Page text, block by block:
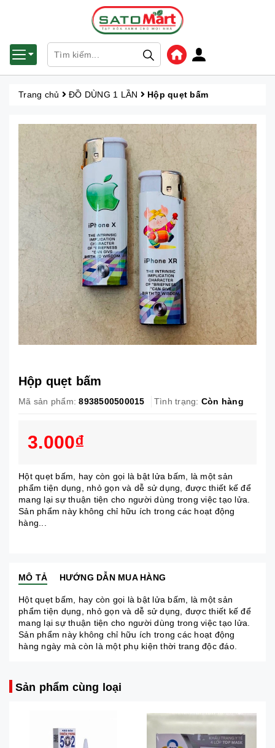
Trang chủ ĐỒ DÙNG 1 LẦN Hộp quẹt bấm
Hộp quẹt bấm
Mã sản phẩm: 8938500500015 Tình trạng: Còn hàng
3.000₫
Hột quẹt bấm, hay còn gọi là bật lửa bấm, là một sản
phẩm tiện dụng, nhỏ gọn và dễ sử dụng, được thiết kế để
mang lại sự thuận tiện cho người dùng trong việc tạo lửa.
Sản phẩm này không chỉ hữu ích trong các hoạt động
hàng...
MÔ TẢ HƯỚNG DẪN MUA HÀNG
Hột quẹt bấm, hay còn gọi là bật lửa bấm, là một sản
phẩm tiện dụng, nhỏ gọn và dễ sử dụng, được thiết kế để
mang lại sự thuận tiện cho người dùng trong việc tạo lửa.
Sản phẩm này không chỉ hữu ích trong các hoạt động
hàng ngày mà còn là một phụ kiện thời trang độc đáo.
Sản phẩm cùng loại